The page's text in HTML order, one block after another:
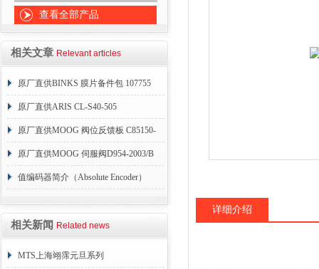
查看全部产品
相关文章 Relevant articles
原厂直供BINKS 膜片备件包 107755
原厂直供ARIS CL-S40-505
原厂直供MOOG 阀位反馈板 C85150-
004
原厂直供MOOG 伺服阀D954-2003/B
值编码器简介（Absolute Encoder）
相关新闻 Related news
MTS上海翊霈元旦系列
详细介绍